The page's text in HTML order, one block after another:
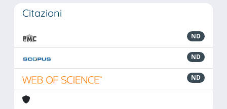
Citazioni
ND
ND
ND